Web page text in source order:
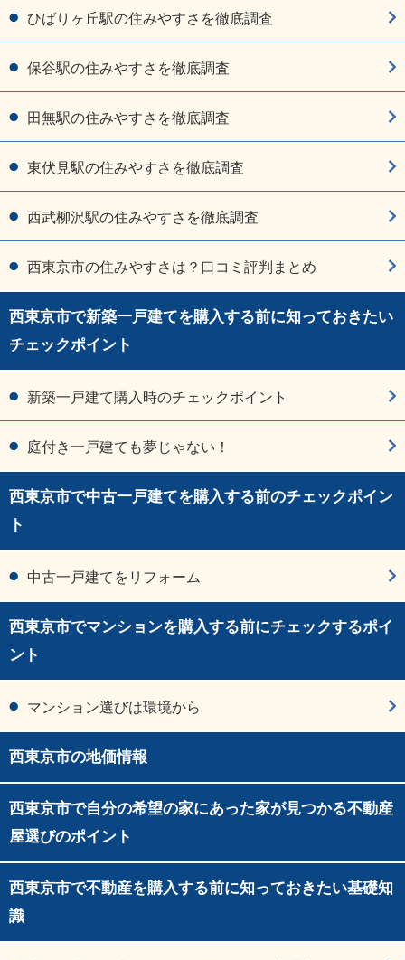
ひばりヶ丘駅の住みやすさを徹底調査
保谷駅の住みやすさを徹底調査
田無駅の住みやすさを徹底調査
東伏見駅の住みやすさを徹底調査
西武柳沢駅の住みやすさを徹底調査
西東京市の住みやすさは？口コミ評判まとめ
西東京市で新築一戸建てを購入する前に知っておきたい
チェックポイント
新築一戸建て購入時のチェックポイント
庭付き一戸建ても夢じゃない！
西東京市で中古一戸建てを購入する前のチェックポイン
ト
中古一戸建てをリフォーム
西東京市でマンションを購入する前にチェックするポイ
ント
マンション選びは環境から
西東京市の地価情報
西東京市で自分の希望の家にあった家が見つかる不動産
屋選びのポイント
西東京市で不動産を購入する前に知っておきたい基礎知
識